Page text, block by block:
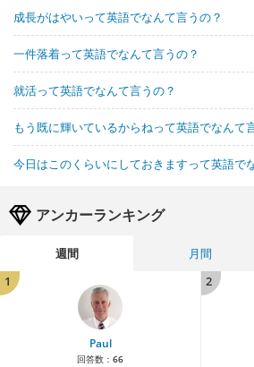
成長がはやいって英語でなんて言うの？
一件落着って英語でなんて言うの？
就活って英語でなんて言うの？
もう既に輝いているからねって英語でなんて
今日はこのくらいにしておきますって英語で
アンカーランキング
週間 月間
1
Paul
回答数： 66
2